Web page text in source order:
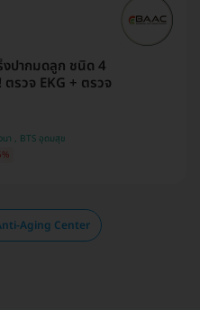
ปากมดลูก ชนิด 4
รวจ EKG + ตรวจ
BTS สยาม , BTS สนามกีฬาแห่งชาติ , BTS บางนา , BTS อุดมสุข
Aging Center